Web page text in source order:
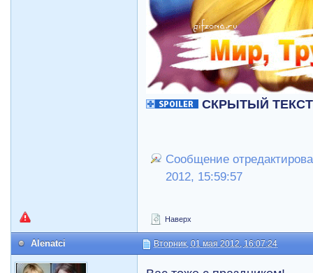
СКРЫТЫЙ ТЕКСТ
Сообщение
2012, 15:59:57
Наверх
Alenatci Вторник, 01 мая 2012, 16:07:24